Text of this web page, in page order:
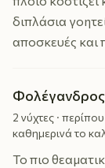
διπλάσια
αποσκευές και
2 νύχτες ·
καθημερινά το
Το πιο